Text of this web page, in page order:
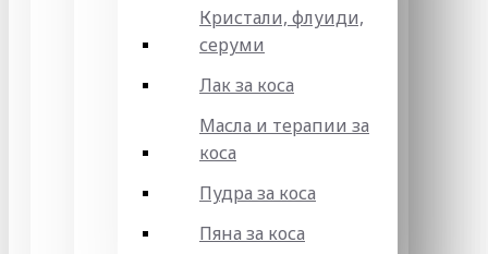
Кристали, флуиди,
серуми
Лак за коса
Масла и терапии за
коса
Пудра за коса
Пяна за коса